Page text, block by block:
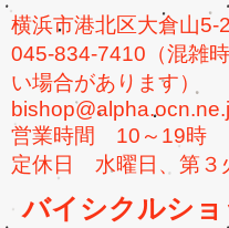
横浜市港北区大倉山5-
045-834-7410（混雑
い場合があります）
​営業時間 10～19時
定休日 水曜日、第３
バイシクルショ